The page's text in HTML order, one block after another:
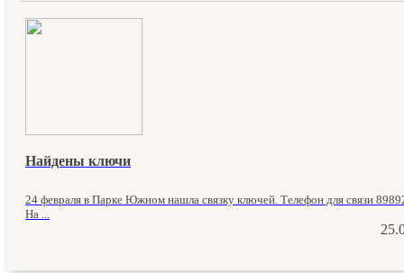
Найдены ключи
24 февраля в Парке Южном нашла связку ключей. Телефон для связи
На ...